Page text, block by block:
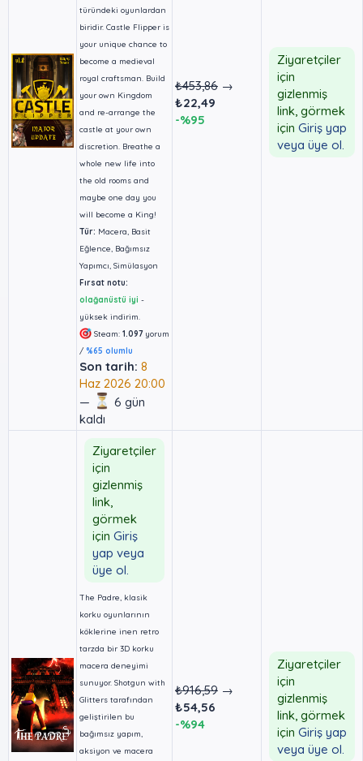
türündeki oyunlardan
biridir. Castle Flipper is
your unique chance to
become a medieval
royal craftsman. Build
your own Kingdom
and re-arrange the
castle at your own
discretion. Breathe a
whole new life into
the old rooms and
maybe one day you
will become a King!
Tür: Macera, Basit
Eğlence, Bağımsız
Yapımcı, Simülasyon
Fırsat notu:
olağanüstü iyi -
yüksek indirim.
Steam: 1.097yorum
/ %65 olumlu
Son tarih: 8
Haz 2026 20:00
—
6 gün
kaldı
₺453,86 →
₺22,49
-%95
Ziyaretçiler
için
gizlenmiş
link, görmek
için Giriş yap
veya üye ol.
Ziyaretçiler
için
gizlenmiş
link,
görmek
için Giriş
yap veya
üye ol.
The Padre, klasik
korku oyunlarının
köklerine inen retro
tarzda bir 3D korku
macera deneyimi
sunuyor. Shotgun with
Glitters tarafından
geliştirilen bu
bağımsız yapım,
aksiyon ve macera
₺916,59 →
₺54,56
-%94
Ziyaretçiler
için
gizlenmiş
link, görmek
için Giriş yap
veya üye ol.